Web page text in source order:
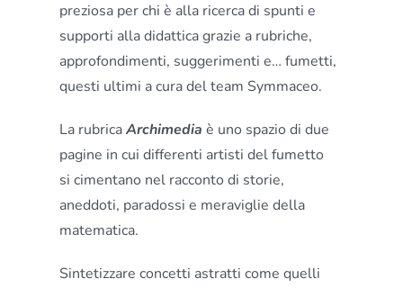
preziosa per chi è alla ricerca di spunti e
supporti alla didattica grazie arubriche,
approfondimenti, suggerimenti e… fumetti,
questi ultimi a cura del team Symmaceo.
La rubricaArchimedia è uno spazio di due
pagine in cui differenti artisti del fumetto
si cimentano nel racconto di storie,
aneddoti, paradossi e meraviglie della
matematica.
Sintetizzare concetti astratti come quelli